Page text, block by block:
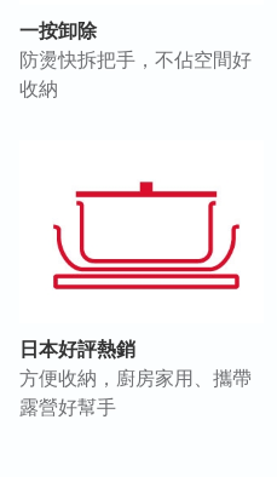
一按卸除
防燙快拆把手，不佔空間好
收納
日本好評熱銷
方便收納，廚房家用、攜帶
露營好幫手